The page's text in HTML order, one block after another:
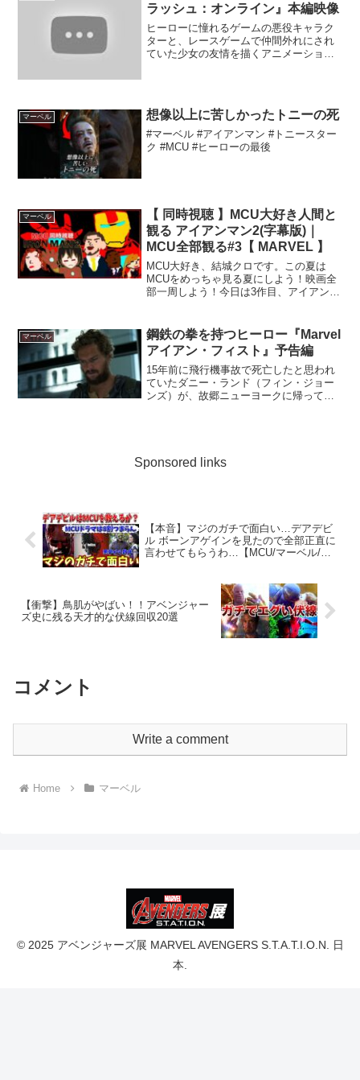
ラッシュ：オンライン』本編映像
ヒーローに憧れるゲームの悪役キャラク
ターと、レースゲームで仲間外れにされ
ていた少女の友情を描くアニメーショ
マーベル 想像以上に苦しかったトニーの死
#マーベル #アイアンマン #トニースター
ク #MCU #ヒーローの最後
マーベル
【 同時視聴 】MCU大好き人間と
観る アイアンマン2(字幕版)｜
MCU全部観る#3【 MARVEL 】
MCU大好き、結城クロです。この夏は
MCUをめっちゃ見る夏にしよう！映画全
部一周しよう！今日は3作目、アイアンマ
ス！権利的にサムネは自分で描きまし
た。☆同時視聴の方法...
マーベル
鋼鉄の拳を持つヒーロー『Marvel
アイアン・フィスト』予告編
15年前に飛行機事故で死亡したと思われ
ていたダニー・ランド（フィン・ジョー
ンズ）が、故郷ニューヨークに帰ってき
Sponsored links
【本音】マジのガチで面白い…デアデビ
ル ボーンアゲインを見たので全部正直に
言わせてもらうわ…【MCU/マーベル/キ
【衝撃】鳥肌がやばい！！アベンジャー
ズ史に残る天才的な伏線回収20選
コメント
Write a comment
Home マーベル
© 2025 アベンジャーズ展 MARVEL AVENGERS S.T.A.T.I.O.N. 日
本.